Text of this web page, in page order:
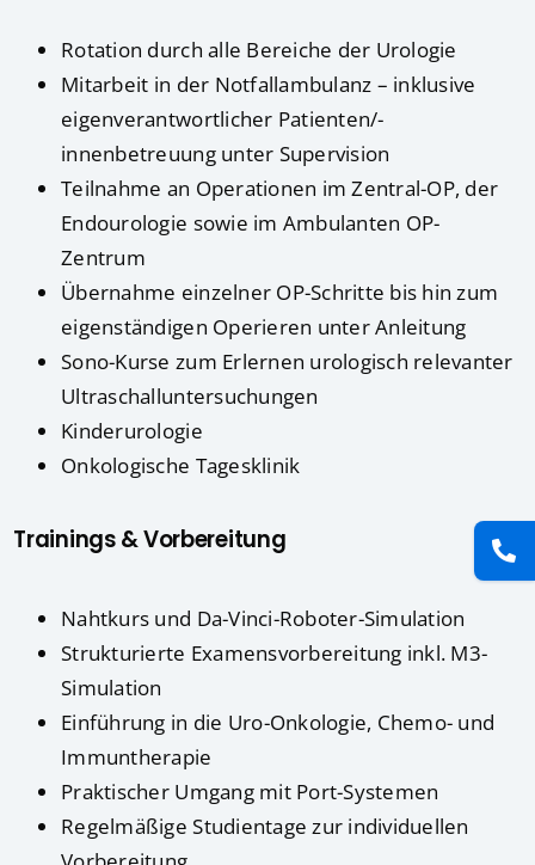
Rotation durch alle Bereiche der Urologie
Mitarbeit in der Notfallambulanz – inklusive
eigenverantwortlicher Patienten/-
innenbetreuung unter Supervision
Teilnahme an Operationen im Zentral-OP, der
Endourologie sowie im Ambulanten OP-
Zentrum
Übernahme einzelner OP-Schritte bis hin zum
eigenständigen Operieren unter Anleitung
Sono-Kurse zum Erlernen urologisch relevanter
Ultraschalluntersuchungen
Kinderurologie
Onkologische Tagesklinik
Trainings & Vorbereitung
Nahtkurs und Da-Vinci-Roboter-Simulation
Strukturierte Examensvorbereitung inkl. M3-
Simulation
Einführung in die Uro-Onkologie, Chemo- und
Immuntherapie
Praktischer Umgang mit Port-Systemen
Regelmäßige Studientage zur individuellen